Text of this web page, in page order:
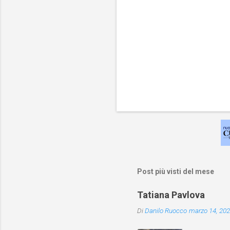
Post più visti del mese
Tatiana Pavlova
DiDanilo Ruocco marzo 14,